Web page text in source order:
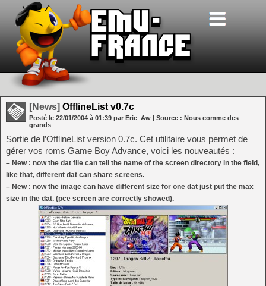
[News] OfflineList v0.7c
Posté le 22/01/2004 à 01:39 par Eric_Aw | Source : Nous comme des
grands
Sortie de l’OfflineList version 0.7c. Cet utilitaire vous permet de
gérer vos roms Game Boy Advance, voici les nouveautés :
– New : now the dat file can tell the name of the screen directory in the field,
like that, different dat can share screens.
– New : now the image can have different size for one dat just put the max
size in the dat. (pce screen are correctly showed).